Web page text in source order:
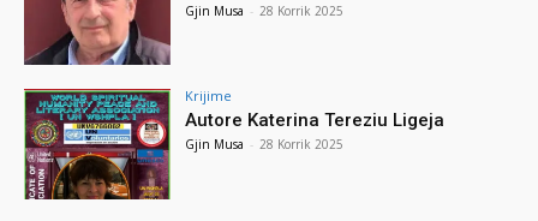
Gjin Musa - 28 Korrik 2025
Krijime
Autore Katerina Tereziu Ligeja
Gjin Musa - 28 Korrik 2025